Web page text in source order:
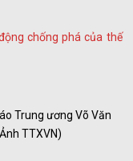
Trung ương Võ Văn
TTXVN)